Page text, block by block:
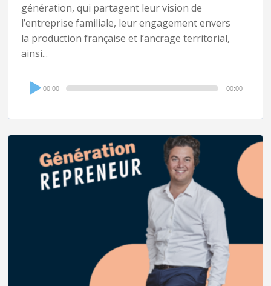
génération, qui partagent leur vision de
l’entreprise familiale, leur engagement envers
la production française et l’ancrage territorial,
ainsi...
Audio
Player
00:00 00:00